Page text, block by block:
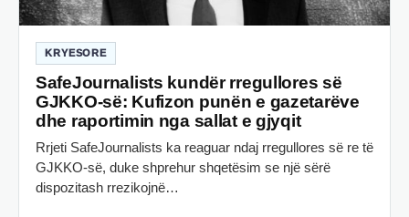
KRYESORE
SafeJournalists kundër rregullores së
GJKKO-së: Kufizon punën e gazetarëve
dhe raportimin nga sallat e gjyqit
Rrjeti SafeJournalists ka reaguar ndaj rregullores së re të
GJKKO-së, duke shprehur shqetësim se një sërë
dispozitash rrezikojnë…